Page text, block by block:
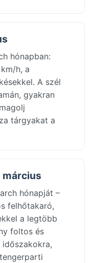
hónapban:
h, a
A szél
gyakran
tárgyakat a
március
hónapját –
felhőtakaró,
a legtöbb
foltos és